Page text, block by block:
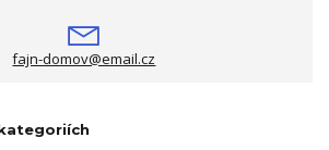
fajn-domov@email.cz